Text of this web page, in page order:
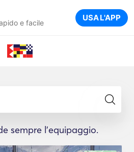
e facile USA L'APP
sempre l'equipaggio.